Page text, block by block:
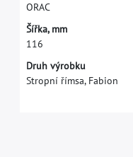
ORAC
Šířka, mm
116
Druh výrobku
Stropní římsa, Fabion